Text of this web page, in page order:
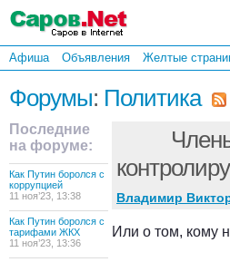
Афиша Объявления Желтые
Форумы: Политика
Последние
на форуме:
Как Путин боролся с
коррупцией
11 ноя’23, 13:38
Как Путин боролся с
тарифами ЖКХ
11 ноя’23, 13:36
Владимир
Или о том, кому